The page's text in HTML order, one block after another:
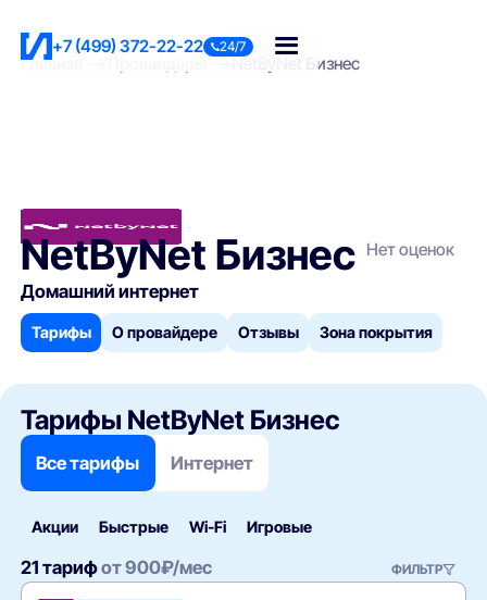
+7 (499) 372-22-22 24/7
Главная NetByNet Бизнес
NetByNet Бизнес
Домашний интернет
Нет оценок
Тарифы О провайдере Отзывы Зона покрытия
Тарифы NetByNet Бизнес
Все тарифы Интернет
Акции Быстрые Wi‑Fi Игровые
21 тарифот900₽/мес ФИЛЬТР